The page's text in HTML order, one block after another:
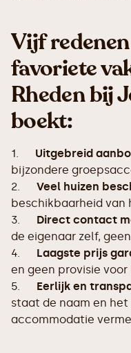
Vijf
favoriete
Rheden bij
boekt:
1. Uitgebreid
bijzondere
2. Veel huizen
beschikbaarheid van
3. Direct contact
de eigenaar zelf,
4. Laagste prijs
en geen provisie
5. Eerlijk en
staat de naam en
accommodatie